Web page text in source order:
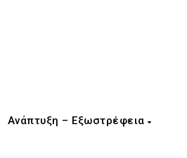
Ανάπτυξη – Εξωστρέφεια